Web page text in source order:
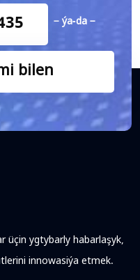
− ýa-da −
bilen
ygtybarly habarlaşyk,
innowasiýa etmek.